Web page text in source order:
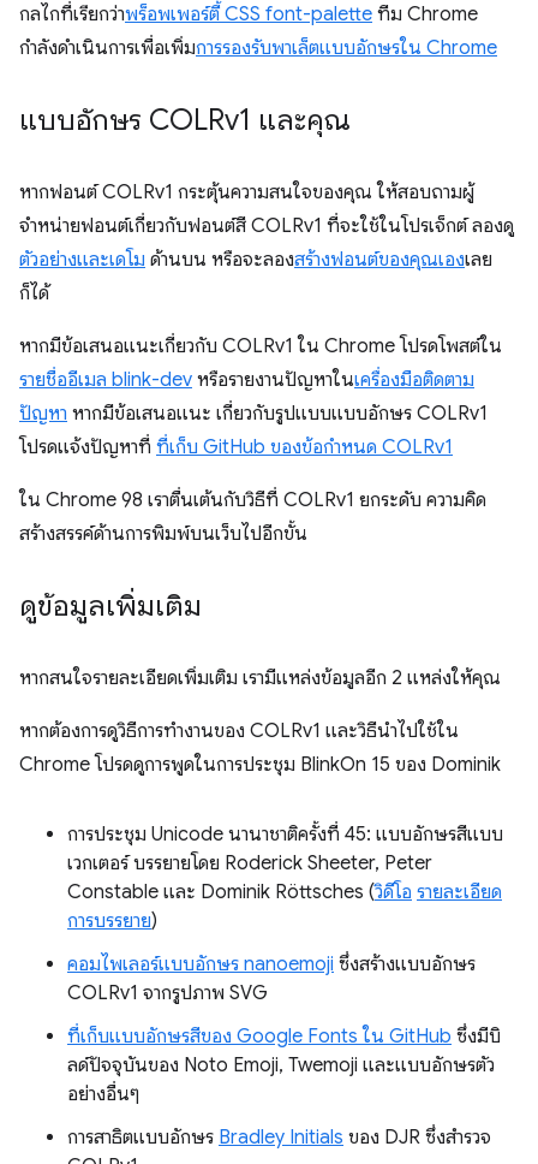
กลไกที่เรียกว่าพร็อพเพอร์ตี้ CSS font-palette ทีม Chrome
กำลังดำเนินการเพื่อเพิ่มการรองรับพาเล็ตแบบอักษรใน Chrome
แบบอักษร COLRv1 และคุณ
หากฟอนต์ COLRv1 กระตุ้นความสนใจของคุณ ให้สอบถามผู้
จำหน่ายฟอนต์เกี่ยวกับฟอนต์สี COLRv1 ที่จะใช้ในโปรเจ็กต์ ลองดู
ตัวอย่างและเดโม ด้านบน หรือจะลองสร้างฟอนต์ของคุณเองเลย
ก็ได้
หากมีข้อเสนอแนะเกี่ยวกับ COLRv1 ใน Chrome โปรดโพสต์ใน
รายชื่ออีเมล blink-dev หรือรายงานปัญหาในเครื่องมือติดตาม
ปัญหา หากมีข้อเสนอแนะ เกี่ยวกับรูปแบบแบบอักษร COLRv1
โปรดแจ้งปัญหาที่ ที่เก็บ GitHub ของข้อกำหนด COLRv1
ใน Chrome 98 เราตื่นเต้นกับวิธีที่ COLRv1 ยกระดับ ความคิด
สร้างสรรค์ด้านการพิมพ์บนเว็บไปอีกขั้น
ดูข้อมูลเพิ่มเติม
หากสนใจรายละเอียดเพิ่มเติม เรามีแหล่งข้อมูลอีก 2 แหล่งให้คุณ
หากต้องการดูวิธีการทำงานของ COLRv1 และวิธีนำไปใช้ใน
Chrome โปรดดูการพูดในการประชุม BlinkOn 15 ของ Dominik
การประชุม Unicode นานาชาติครั้งที่ 45: แบบอักษรสีแบบ
เวกเตอร์ บรรยายโดย Roderick Sheeter, Peter
Constable และ Dominik Röttsches (วิดีโอ รายละเอียด
การบรรยาย)
คอมไพเลอร์แบบอักษร nanoemoji ซึ่งสร้างแบบอักษร
COLRv1 จากรูปภาพ SVG
ที่เก็บแบบอักษรสีของ Google Fonts ใน GitHub ซึ่งมีบิ
ลด์ปัจจุบันของ Noto Emoji, Twemoji และแบบอักษรตัว
อย่างอื่นๆ
การสาธิตแบบอักษร Bradley Initials ของ DJR ซึ่งสำรวจ